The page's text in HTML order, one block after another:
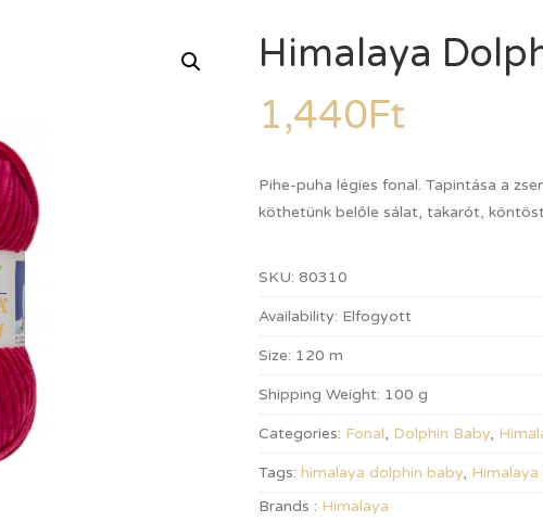
Himalaya
1,440Ft
Pihe-puha légies fonal. Tapintása a
köthetünk belőle sálat, takarót,
SKU: 80310
Availability: Elfogyott
Size: 120 m
Shipping Weight: 100 g
Categories: Fonal, Dolphin Baby,
Tags: himalaya dolphin baby,
Brands : Himalaya